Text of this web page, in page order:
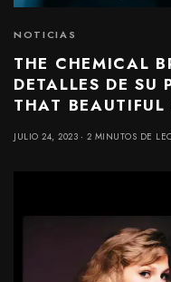
NOTICIAS
THE CHEMICAL
DETALLES DE SU
THAT BEAUTIFUL
JULIO 24, 2023 2 MINUTOS DE